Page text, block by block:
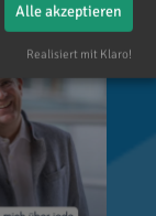
einen zu
Alle akzeptieren
Realisiert mit Klaro!